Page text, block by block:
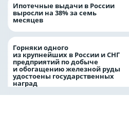
Ипотечные выдачи в России
выросли на 38% за семь
месяцев
Горняки одного
из крупнейших в России и СНГ
предприятий по добыче
и обогащению железной руды
удостоены государственных
наград